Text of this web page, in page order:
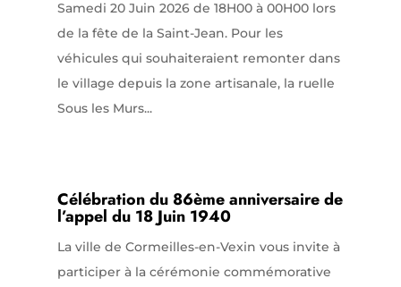
Samedi 20 Juin 2026 de 18H00 à 00H00 lors
de la fête de la Saint-Jean. Pour les
véhicules qui souhaiteraient remonter dans
le village depuis la zone artisanale, la ruelle
Sous les Murs...
Célébration du 86ème anniversaire de
l’appel du 18 Juin 1940
La ville de Cormeilles-en-Vexin vous invite à
participer à la cérémonie commémorative